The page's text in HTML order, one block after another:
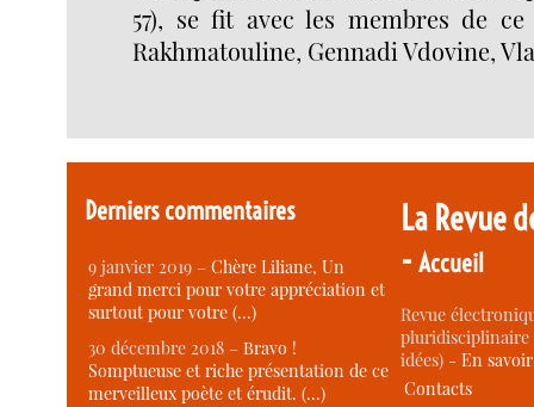
57), se fit avec les membres de ce
Rakhmatouline, Gennadi Vdovine,
Derniers commentaires
9 janvier 2019 –Chère Liliane, Un
grand merci pour votre appréciation et
surtout pour votre (…)
30 décembre 2018 –Bravo !
Somptueuse et riche présentation de ce
merveilleux poète et érudit. (…)
La Revue
-Accueil
Revue
idées) -En
Contacts